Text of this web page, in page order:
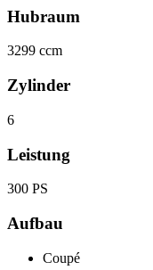
Hubraum
3299 ccm
Zylinder
6
Leistung
300 PS
Aufbau
Coupé